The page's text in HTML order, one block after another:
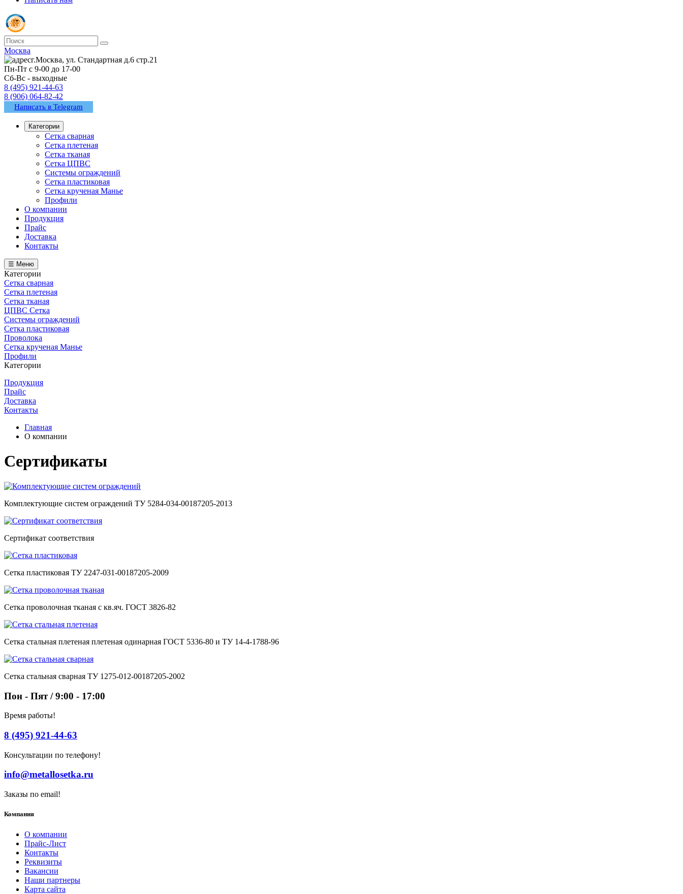
Москва
г.Москва, ул. Стандартная д.6 стр.21
Пн-Пт с 9-00 до 17-00
Сб-Вс - выходные
8 (495) 921-44-63
8 (906) 064-82-42
Написать в Telegram
Категории
Сетка сварная
Сетка плетеная
Сетка тканая
Сетка ЦПВС
Системы ограждений
Сетка пластиковая
Сетка крученая Манье
Профили
О компании
Продукция
Прайс
Доставка
Контакты
☰ Меню
Категории
Сетка сварная
Сетка плетеная
Сетка тканая
ЦПВС Сетка
Системы ограждений
Сетка пластиковая
Проволока
Сетка крученая Манье
Профили
Категории
Продукция
Прайс
Доставка
Контакты
Главная
О компании
Сертификаты
Комплектующие систем ограждений ТУ 5284-034-00187205-2013
Сертификат соответствия
Сетка пластиковая ТУ 2247-031-00187205-2009
Сетка проволочная тканая с кв.яч. ГОСТ 3826-82
Сетка стальная плетеная плетеная одинарная ГОСТ 5336-80 и ТУ 14-4-1788-96
Сетка стальная сварная ТУ 1275-012-00187205-2002
Пон - Пят / 9:00 - 17:00
Время работы!
8 (495) 921-44-63
Консультации по телефону!
info@metallosetka.ru
Заказы по email!
Компания
О компании
Прайс-Лист
Контакты
Реквизиты
Вакансии
Наши партнеры
Карта сайта